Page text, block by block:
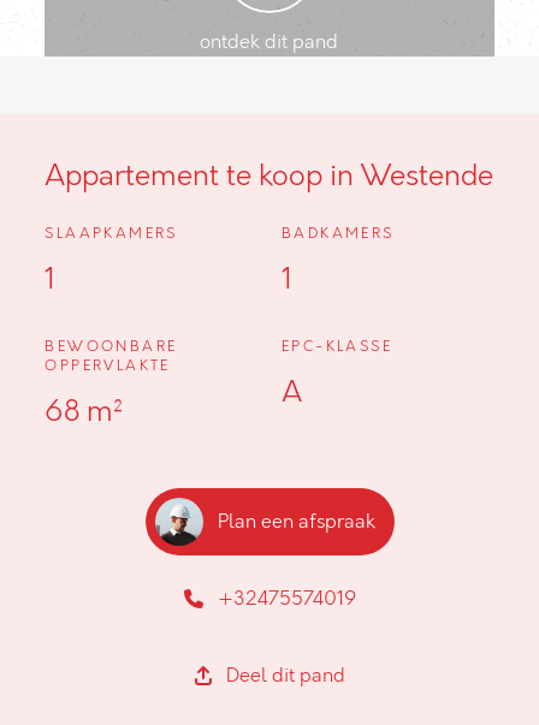
ontdek dit pand
Appartement te koop in Westende
SLAAPKAMERS
1
BADKAMERS
1
BEWOONBARE
OPPERVLAKTE
68 m²
EPC-KLASSE
A
Plan een afspraak
+32475574019
Deel dit pand